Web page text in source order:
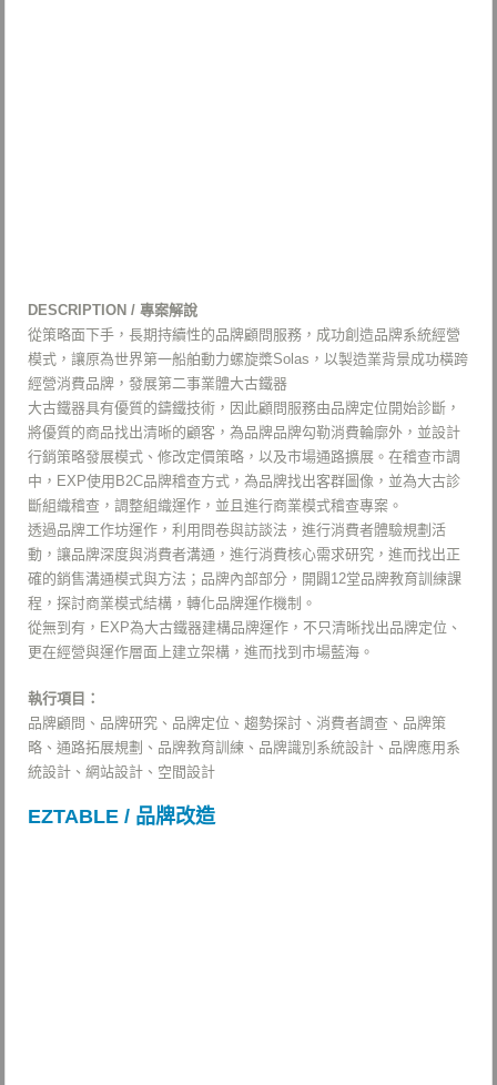
DESCRIPTION / 專案解說
從策略面下手，長期持續性的品牌顧問服務，成功創造品牌系統經營
模式，讓原為世界第一船舶動力螺旋槳Solas，以製造業背景成功橫跨
經營消費品牌，發展第二事業體大古鐵器
大古鐵器具有優質的鑄鐵技術，因此顧問服務由品牌定位開始診斷，
將優質的商品找出清晰的顧客，為品牌品牌勾勒消費輪廓外，並設計
行銷策略發展模式、修改定價策略，以及市場通路擴展。在稽查市調
中，EXP使用B2C品牌稽查方式，為品牌找出客群圖像，並為大古診
斷組織稽查，調整組織運作，並且進行商業模式稽查專案。
透過品牌工作坊運作，利用問卷與訪談法，進行消費者體驗規劃活
動，讓品牌深度與消費者溝通，進行消費核心需求研究，進而找出正
確的銷售溝通模式與方法；品牌內部部分，開闢12堂品牌教育訓練課
程，探討商業模式結構，轉化品牌運作機制。
從無到有，EXP為大古鐵器建構品牌運作，不只清晰找出品牌定位、
更在經營與運作層面上建立架構，進而找到市場藍海。
執行項目：
品牌顧問、品牌研究、品牌定位、趨勢探討、消費者調查、品牌策
略、通路拓展規劃、品牌教育訓練、品牌識別系統設計、品牌應用系
統設計、網站設計、空間設計
EZTABLE / 品牌改造